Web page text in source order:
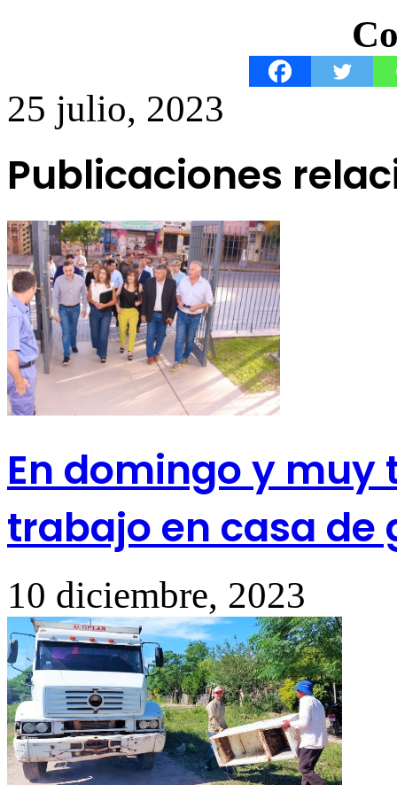
25 julio, 2023
Publicaciones
En domingo y muy
trabajo en casa de
10 diciembre, 2023